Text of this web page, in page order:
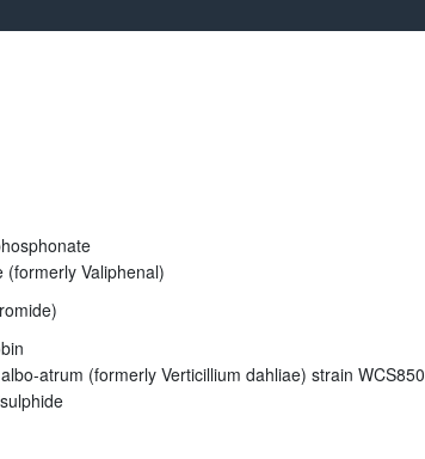
(formerly Valiphenal)
atrum (formerly Verticillium dahliae) strain WCS850